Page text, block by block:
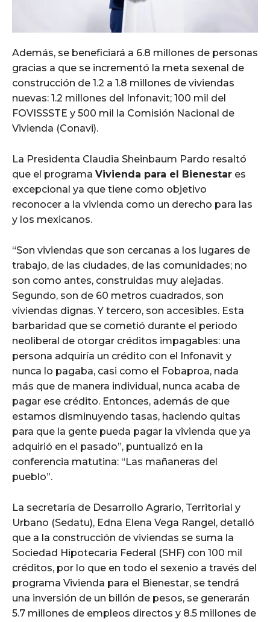
Además, se beneficiará a 6.8 millones de personas
gracias a que se incrementó la meta sexenal de
construcción de 1.2 a 1.8 millones de viviendas
nuevas: 1.2 millones del Infonavit; 100 mil del
FOVISSSTE y 500 mil la Comisión Nacional de
Vivienda (Conavi).
La Presidenta Claudia Sheinbaum Pardo resaltó
que el programa Vivienda para el Bienestar es
excepcional ya que tiene como objetivo
reconocer a la vivienda como un derecho para las
y los mexicanos.
“Son viviendas que son cercanas a los lugares de
trabajo, de las ciudades, de las comunidades; no
son como antes, construidas muy alejadas.
Segundo, son de 60 metros cuadrados, son
viviendas dignas. Y tercero, son accesibles. Esta
barbaridad que se cometió durante el periodo
neoliberal de otorgar créditos impagables: una
persona adquiría un crédito con el Infonavit y
nunca lo pagaba, casi como el Fobaproa, nada
más que de manera individual, nunca acaba de
pagar ese crédito. Entonces, además de que
estamos disminuyendo tasas, haciendo quitas
para que la gente pueda pagar la vivienda que ya
adquirió en el pasado”, puntualizó en la
conferencia matutina: “Las mañaneras del
pueblo”.
La secretaría de Desarrollo Agrario, Territorial y
Urbano (Sedatu), Edna Elena Vega Rangel, detalló
que a la construcción de viviendas se suma la
Sociedad Hipotecaria Federal (SHF) con 100 mil
créditos, por lo que en todo el sexenio a través del
programa Vivienda para el Bienestar, se tendrá
una inversión de un billón de pesos, se generarán
5.7 millones de empleos directos y 8.5 millones de